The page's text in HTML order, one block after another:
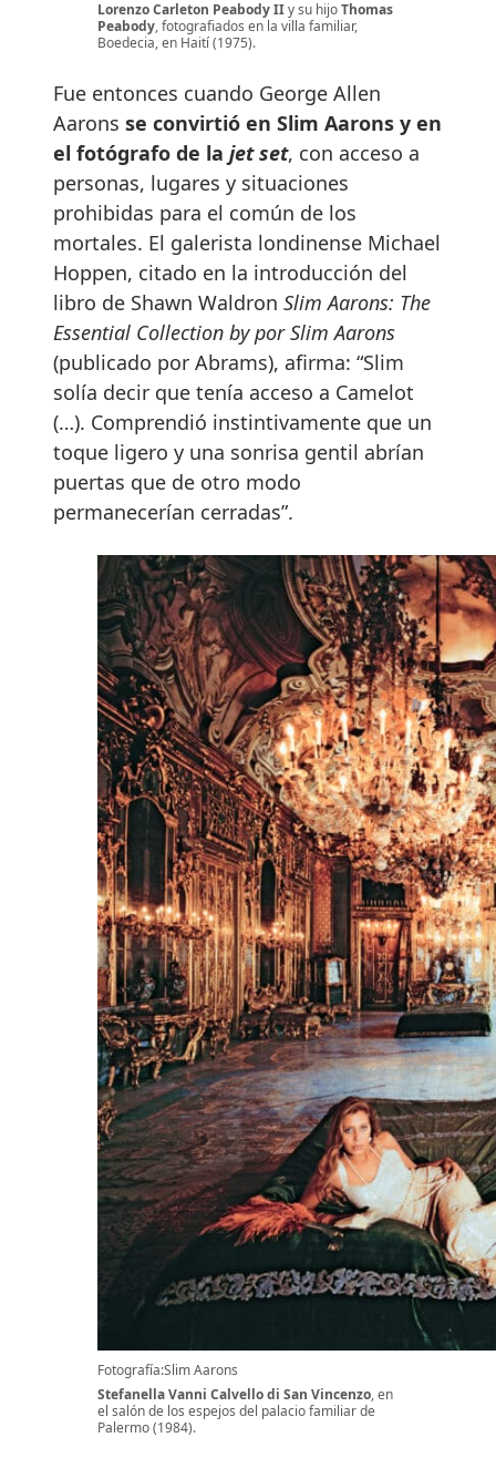
Lorenzo Carleton Peabody IIy su hijoThomas
Peabody, fotografiados en la villa familiar,
Boedecia, en Haití (1975).
Fue entonces cuando George Allen
Aarons se convirtió en Slim Aarons y en
el fotógrafo de la jet set, con acceso a
personas, lugares y situaciones
prohibidas para el común de los
mortales. El galerista londinense Michael
Hoppen, citado en la introducción del
libro de Shawn Waldron Slim Aarons: The
Essential Collection by por Slim Aarons
(publicado por Abrams), afirma: “Slim
solía decir que tenía acceso a Camelot
(…). Comprendió instintivamente que un
toque ligero y una sonrisa gentil abrían
puertas que de otro modo
permanecerían cerradas”.
Fotografía:Slim Aarons
Stefanella Vanni Calvello di San Vincenzo, en
el salón de los espejos del palacio familiar de
Palermo (1984).